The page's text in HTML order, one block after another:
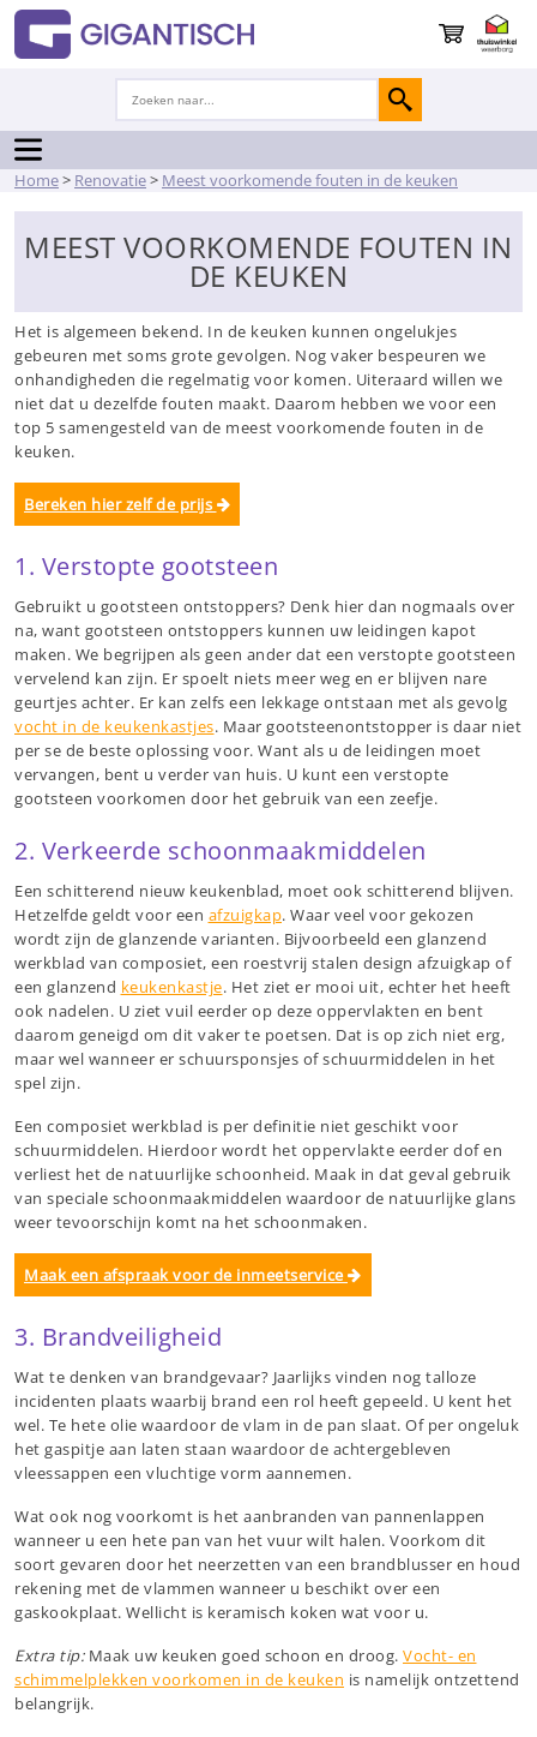
Home> Renovatie> Meest voorkomende fouten in de keuken
MEEST VOORKOMENDE FOUTEN IN
DE KEUKEN
Het is algemeen bekend. In de keuken kunnen ongelukjes
gebeuren met soms grote gevolgen. Nog vaker bespeuren we
onhandigheden die regelmatig voor komen. Uiteraard willen we
niet dat u dezelfde fouten maakt. Daarom hebben we voor een
top 5 samengesteld van de meest voorkomende fouten in de
keuken.
Bereken hier zelf de prijs
1. Verstopte gootsteen
Gebruikt u gootsteen ontstoppers? Denk hier dan nogmaals over
na, want gootsteen ontstoppers kunnen uw leidingen kapot
maken. We begrijpen als geen ander dat een verstopte gootsteen
vervelend kan zijn. Er spoelt niets meer weg en er blijven nare
geurtjes achter. Er kan zelfs een lekkage ontstaan met als gevolg
vocht in de keukenkastjes. Maar gootsteenontstopper is daar niet
per se de beste oplossing voor. Want als u de leidingen moet
vervangen, bent u verder van huis. U kunt een verstopte
gootsteen voorkomen door het gebruik van een zeefje.
2. Verkeerde schoonmaakmiddelen
Een schitterend nieuw keukenblad, moet ook schitterend blijven.
Hetzelfde geldt voor een afzuigkap. Waar veel voor gekozen
wordt zijn de glanzende varianten. Bijvoorbeeld een glanzend
werkblad van composiet, een roestvrij stalen design afzuigkap of
een glanzend keukenkastje. Het ziet er mooi uit, echter het heeft
ook nadelen. U ziet vuil eerder op deze oppervlakten en bent
daarom geneigd om dit vaker te poetsen. Dat is op zich niet erg,
maar wel wanneer er schuursponsjes of schuurmiddelen in het
spel zijn.
Een composiet werkblad is per definitie niet geschikt voor
schuurmiddelen. Hierdoor wordt het oppervlakte eerder dof en
verliest het de natuurlijke schoonheid. Maak in dat geval gebruik
van speciale schoonmaakmiddelen waardoor de natuurlijke glans
weer tevoorschijn komt na het schoonmaken.
Maak een afspraak voor de inmeetservice
3. Brandveiligheid
Wat te denken van brandgevaar? Jaarlijks vinden nog talloze
incidenten plaats waarbij brand een rol heeft gepeeld. U kent het
wel. Te hete olie waardoor de vlam in de pan slaat. Of per ongeluk
het gaspitje aan laten staan waardoor de achtergebleven
vleessappen een vluchtige vorm aannemen.
Wat ook nog voorkomt is het aanbranden van pannenlappen
wanneer u een hete pan van het vuur wilt halen. Voorkom dit
soort gevaren door het neerzetten van een brandblusser en houd
rekening met de vlammen wanneer u beschikt over een
gaskookplaat. Wellicht is keramisch koken wat voor u.
Extra tip:Maak uw keuken goed schoon en droog. Vocht- en
schimmelplekken voorkomen in de keuken is namelijk ontzettend
belangrijk.